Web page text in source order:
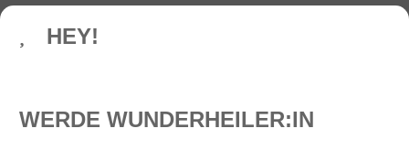
HEY!
WERDE WUNDERHEILER:IN